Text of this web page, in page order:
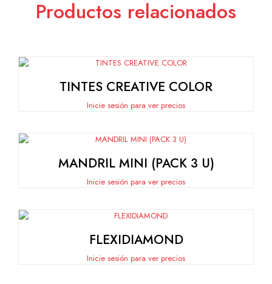
Productos relacionados
TINTES CREATIVE COLOR
Inicie sesión para ver precios
MANDRIL MINI (PACK 3 U)
Inicie sesión para ver precios
FLEXIDIAMOND
Inicie sesión para ver precios